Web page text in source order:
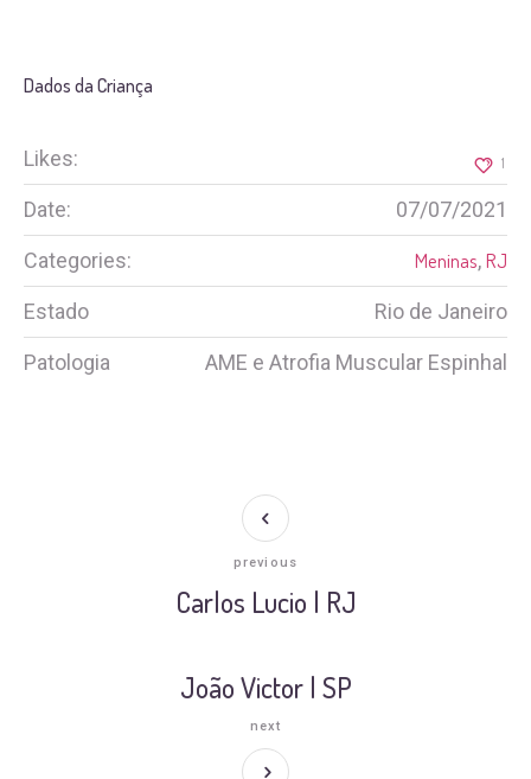
Dados da Criança
Likes: 1
Date: 07/07/2021
Categories: Meninas,RJ
Estado Rio de Janeiro
Patologia AME e Atrofia Muscular Espinhal
Carlos Lucio | RJ
previous
João Victor | SP
next